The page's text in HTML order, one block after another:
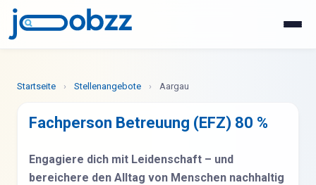
Startseite › Stellenangebote › Aargau
Fachperson Betreuung (EFZ) 80 %
Engagiere dich mit Leidenschaft – und
bereichere den Alltag von Menschen nachhaltig